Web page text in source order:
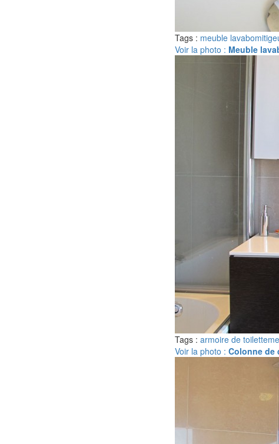
Tags : meuble lavabo
Voir la photo : Meuble
Tags : armoire de toilette
Voir la photo : Colonne de